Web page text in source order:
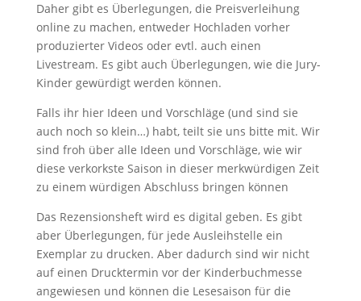
Daher gibt es Überlegungen, die Preisverleihung
online zu machen, entweder Hochladen vorher
produzierter Videos oder evtl. auch einen
Livestream. Es gibt auch Überlegungen, wie die Jury-
Kinder gewürdigt werden können.
Falls ihr hier Ideen und Vorschläge (und sind sie
auch noch so klein…) habt, teilt sie uns bitte mit. Wir
sind froh über alle Ideen und Vorschläge, wie wir
diese verkorkste Saison in dieser merkwürdigen Zeit
zu einem würdigen Abschluss bringen können
Das Rezensionsheft wird es digital geben. Es gibt
aber Überlegungen, für jede Ausleihstelle ein
Exemplar zu drucken. Aber dadurch sind wir nicht
auf einen Drucktermin vor der Kinderbuchmesse
angewiesen und können die Lesesaison für die